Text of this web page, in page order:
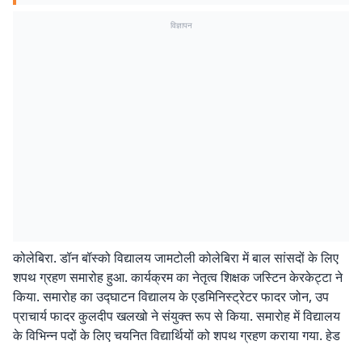
विज्ञापन
कोलेबिरा. डॉन बॉस्को विद्यालय जामटोली कोलेबिरा में बाल सांसदों के लिए
शपथ ग्रहण समारोह हुआ. कार्यक्रम का नेतृत्व शिक्षक जस्टिन केरकेट्टा ने
किया. समारोह का उद्घाटन विद्यालय के एडमिनिस्ट्रेटर फादर जोन, उप
प्राचार्य फादर कुलदीप खलखो ने संयुक्त रूप से किया. समारोह में विद्यालय
के विभिन्न पदों के लिए चयनित विद्यार्थियों को शपथ ग्रहण कराया गया. हेड